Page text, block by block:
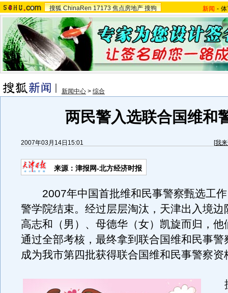
搜狐 ChinaRen 17173 焦点房地产 搜狗 新闻 -
新闻中心 > 综合
两民警入选联合国维和
2007年03月14日15:01 [我
来源：津报网-北方经济时报
2007年中国首批维和民事警察甄选工作
警学院结束。经过层层淘汰，天津出入境边
高志和（男）、母德华（女）凯旋而归，他
通过全部考核，最终拿到联合国维和民事警
成为我市第四批获得联合国维和民事警察资
据